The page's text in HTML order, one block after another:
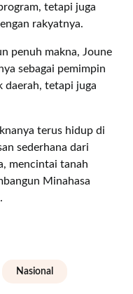
tetapi juga
rakyatnya.
penuh makna, Joune
sebagai pemimpin
daerah, tetapi juga
terus hidup di
sederhana dari
mencintai tanah
Minahasa
Nasional